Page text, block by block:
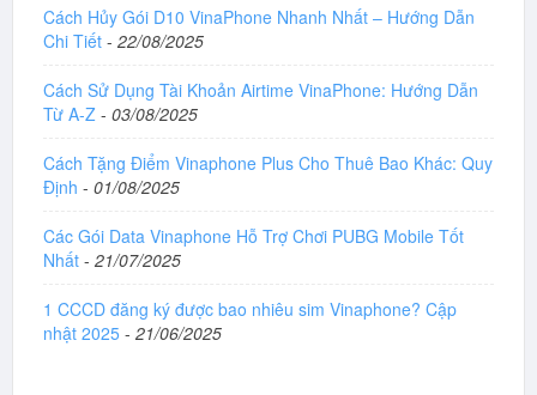
Cách Hủy Gói D10 VinaPhone Nhanh Nhất – Hướng Dẫn
Chi Tiết - 22/08/2025
Cách Sử Dụng Tài Khoản Airtime VinaPhone: Hướng Dẫn
Từ A-Z - 03/08/2025
Cách Tặng Điểm Vinaphone Plus Cho Thuê Bao Khác: Quy
Định - 01/08/2025
Các Gói Data Vinaphone Hỗ Trợ Chơi PUBG Mobile Tốt
Nhất - 21/07/2025
1 CCCD đăng ký được bao nhiêu sim Vinaphone? Cập
nhật 2025 - 21/06/2025